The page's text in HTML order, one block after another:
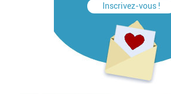
Inscrivez-vous !